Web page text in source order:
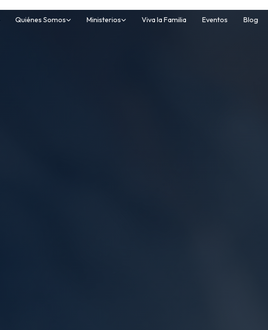
Quiénes Somos Ministerios Viva la Familia Eventos Blog